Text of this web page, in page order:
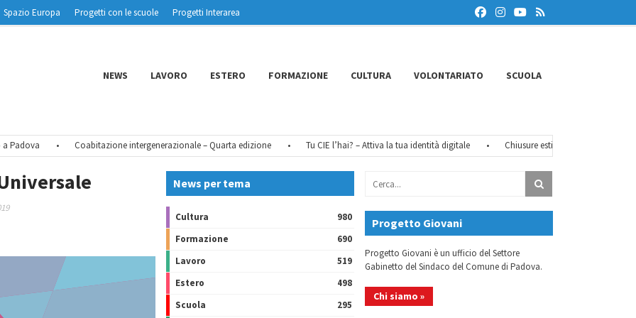
Spazio Europa Progetti con le scuole
Progetti Interarea
NEWS LAVORO ESTERO FORMAZIONE CULTURA VOLONTARIATO SCUOLA
• Coabitazione intergenerazionale – Quarta edizione • Tu CIE l’hai? – Attiva la tua identità digitale • Chiusure estive 2026
News per tema
Cultura
980
Formazione
690
Lavoro
519
Estero
498
Scuola
295
Progetto Giovani
Progetto Giovani è un ufficio del Settore
Gabinetto del Sindaco del Comune di Padova.
Chi siamo »